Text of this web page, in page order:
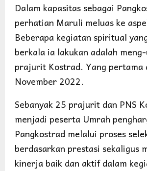
Dalam kapasitas sebagai
perhatian Maruli meluas ke
Beberapa kegiatan spiritual
berkala ia lakukan adalah
prajurit Kostrad. Yang pertama
November 2022.
Sebanyak 25 prajurit dan PNS
menjadi peserta Umrah
Pangkostrad melalui proses
berdasarkan prestasi sekaligus
kinerja baik dan aktif dalam